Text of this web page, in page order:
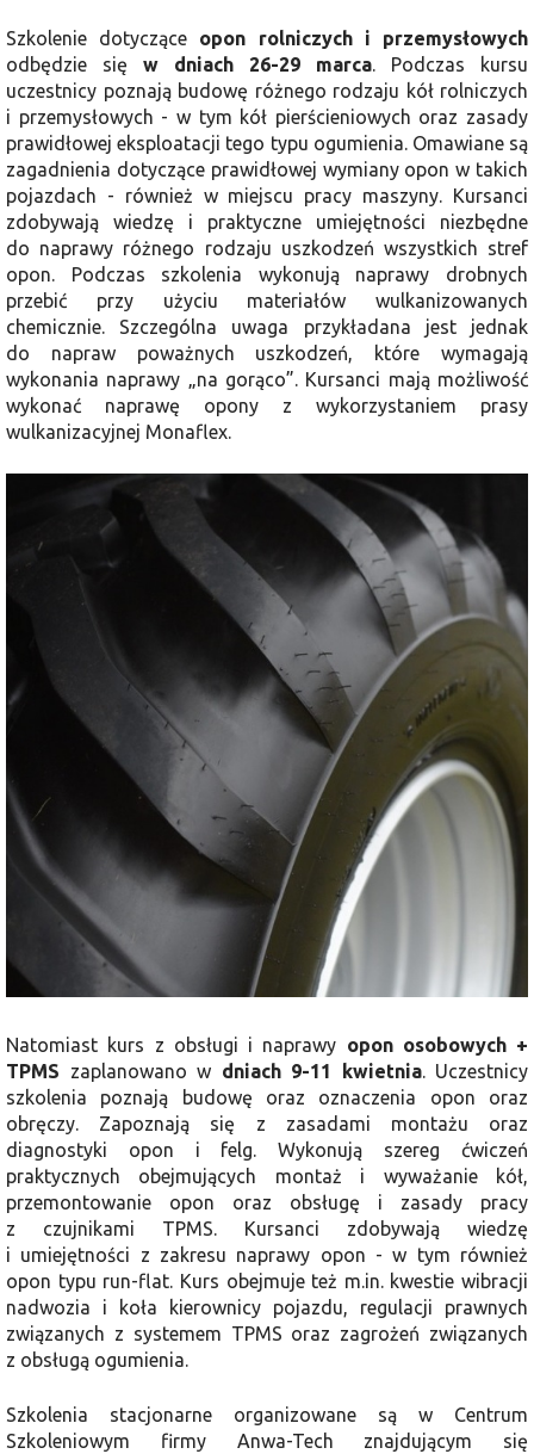
Szkolenie dotyczące opon rolniczych i przemysłowych
odbędzie się w dniach 26-29 marca. Podczas kursu
uczestnicy poznają budowę różnego rodzaju kół rolniczych
i przemysłowych - w tym kół pierścieniowych oraz zasady
prawidłowej eksploatacji tego typu ogumienia. Omawiane są
zagadnienia dotyczące prawidłowej wymiany opon w takich
pojazdach - również w miejscu pracy maszyny. Kursanci
zdobywają wiedzę i praktyczne umiejętności niezbędne
do naprawy różnego rodzaju uszkodzeń wszystkich stref
opon. Podczas szkolenia wykonują naprawy drobnych
przebić przy użyciu materiałów wulkanizowanych
chemicznie. Szczególna uwaga przykładana jest jednak
do napraw poważnych uszkodzeń, które wymagają
wykonania naprawy „na gorąco”. Kursanci mają możliwość
wykonać naprawę opony z wykorzystaniem prasy
wulkanizacyjnej Monaflex.
Natomiast kurs z obsługi i naprawy opon osobowych +
TPMS zaplanowano w dniach 9-11 kwietnia. Uczestnicy
szkolenia poznają budowę oraz oznaczenia opon oraz
obręczy. Zapoznają się z zasadami montażu oraz
diagnostyki opon i felg. Wykonują szereg ćwiczeń
praktycznych obejmujących montaż i wyważanie kół,
przemontowanie opon oraz obsługę i zasady pracy
z czujnikami TPMS. Kursanci zdobywają wiedzę
i umiejętności z zakresu naprawy opon - w tym również
opon typu run-flat. Kurs obejmuje też m.in. kwestie wibracji
nadwozia i koła kierownicy pojazdu, regulacji prawnych
związanych z systemem TPMS oraz zagrożeń związanych
z obsługą ogumienia.
Szkolenia stacjonarne organizowane są w Centrum
Szkoleniowym firmy Anwa-Tech znajdującym się